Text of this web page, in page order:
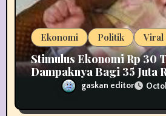
Ekonomi Politik Viral
Stimulus Ekonomi Rp 30
Dampaknya Bagi 35 Juta
di Indonesia?gaskan editor